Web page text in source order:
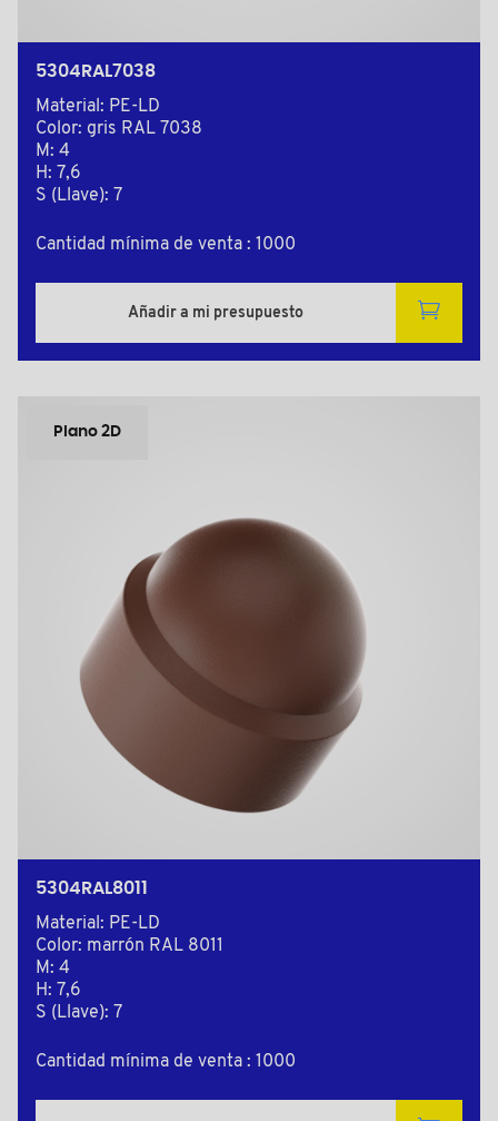
5304RAL7038
Material: PE-LD
Color: gris RAL 7038
M: 4
H: 7,6
S (Llave): 7
Cantidad mínima de venta : 1000
Añadir a mi presupuesto
Plano 2D
5304RAL8011
Material: PE-LD
Color: marrón RAL 8011
M: 4
H: 7,6
S (Llave): 7
Cantidad mínima de venta : 1000